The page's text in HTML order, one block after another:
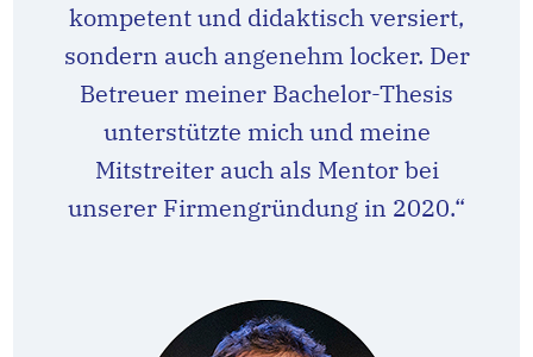
kompetent und didaktisch versiert,
sondern auch angenehm locker. Der
Betreuer meiner Bachelor-Thesis
unterstützte mich und meine
Mitstreiter auch als Mentor bei
unserer Firmengründung in 2020.“